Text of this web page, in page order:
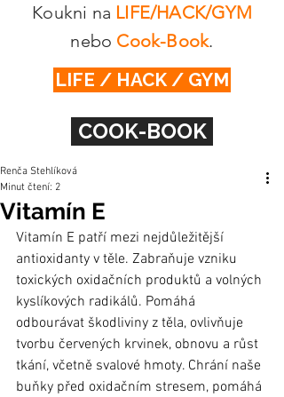
Koukni na LIFE/HACK/GYM
nebo Cook-Book.
LIFE / HACK / GYM
COOK-BOOK
Vitamín E
Renča Stehlíková
Minut čtení: 2
Vitamín E patří mezi nejdůležitější
antioxidanty v těle. Zabraňuje vzniku
toxických oxidačních produktů a volných
kyslíkových radikálů. Pomáhá
odbourávat škodliviny z těla, ovlivňuje
tvorbu červených krvinek, obnovu a růst
tkání, včetně svalové hmoty. Chrání naše
buňky před oxidačním stresem, pomáhá